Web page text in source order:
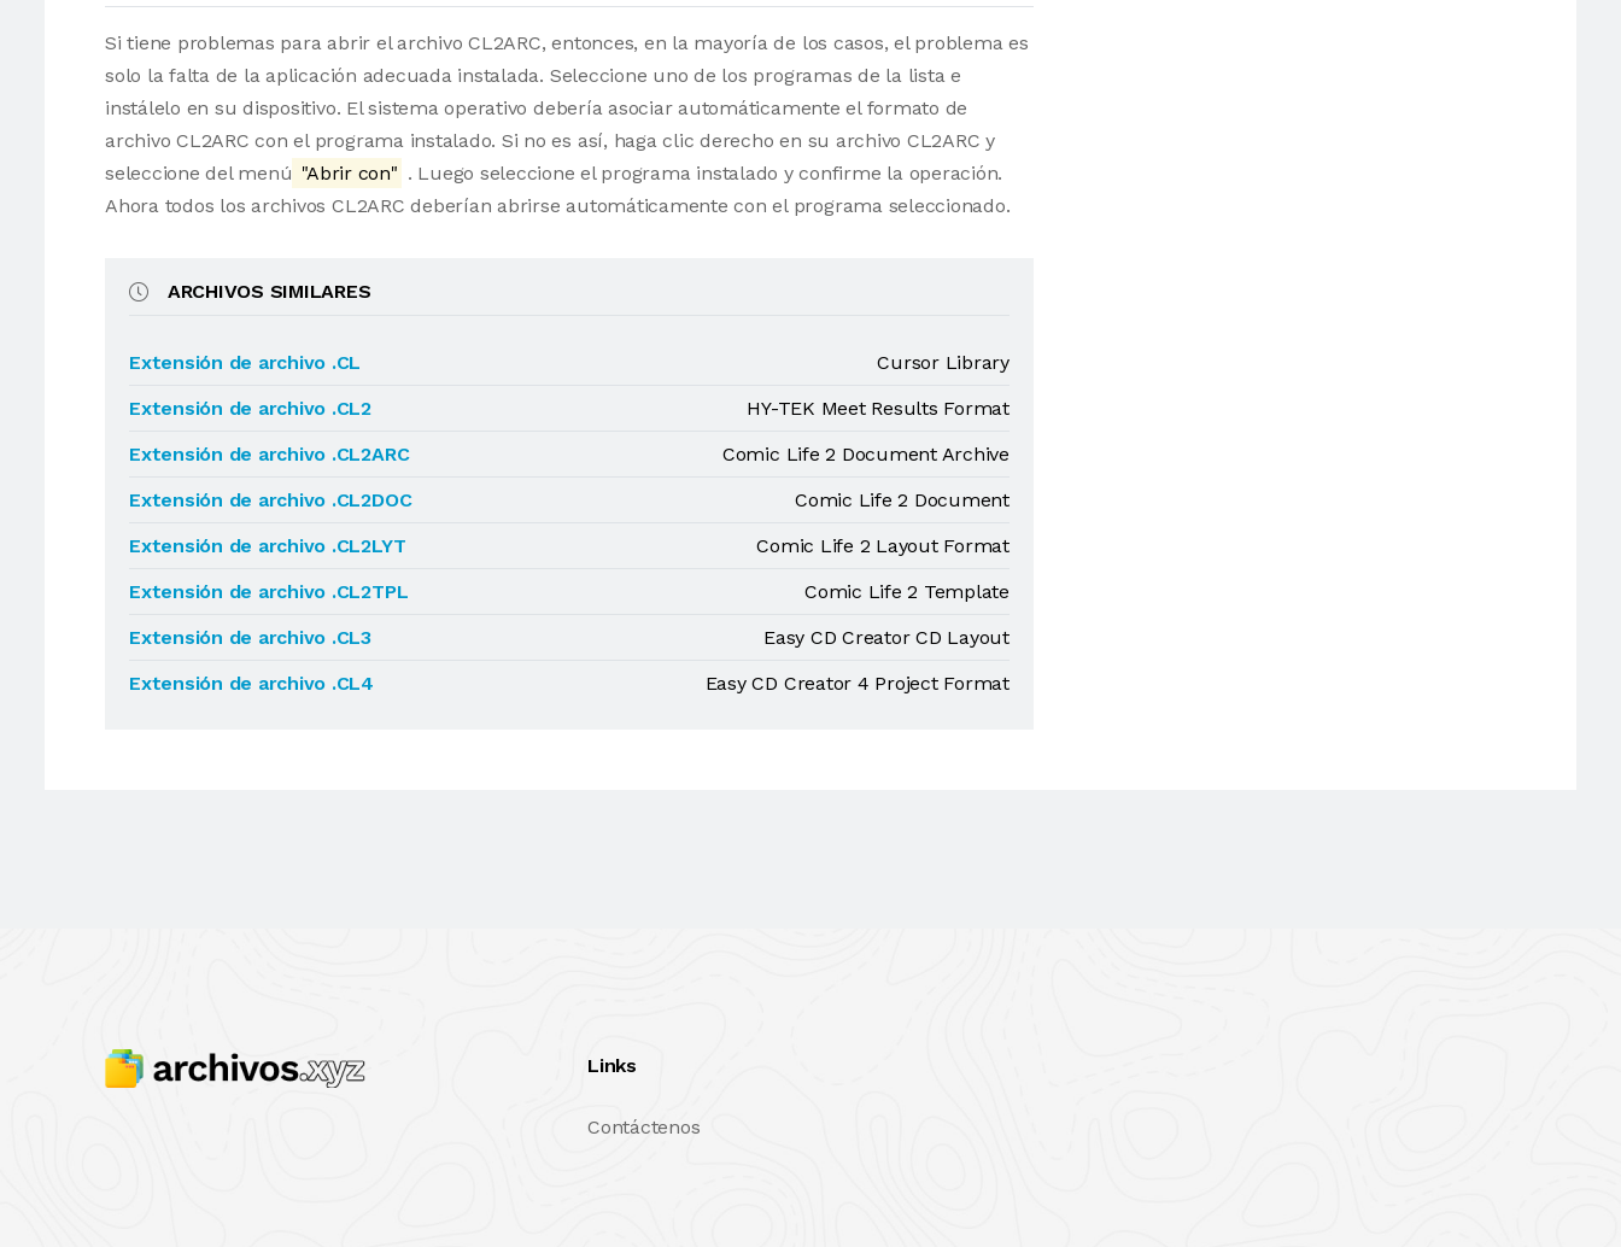
Si tiene problemas para abrir el archivo CL2ARC, entonces, en la mayoría de los casos, el problema es
solo la falta de la aplicación adecuada instalada. Seleccione uno de los programas de la lista e
instálelo en su dispositivo. El sistema operativo debería asociar automáticamente el formato de
archivo CL2ARC con el programa instalado. Si no es así, haga clic derecho en su archivo CL2ARC y
seleccione del menú "Abrir con" . Luego seleccione el programa instalado y confirme la operación.
Ahora todos los archivos CL2ARC deberían abrirse automáticamente con el programa seleccionado.
ARCHIVOS SIMILARES
Extensión de archivo .CL
Cursor Library
Extensión de archivo .CL2
HY-TEK Meet Results Format
Extensión de archivo .CL2ARC
Comic Life 2 Document Archive
Extensión de archivo .CL2DOC
Comic Life 2 Document
Extensión de archivo .CL2LYT
Comic Life 2 Layout Format
Extensión de archivo .CL2TPL
Comic Life 2 Template
Extensión de archivo .CL3
Easy CD Creator CD Layout
Extensión de archivo .CL4
Easy CD Creator 4 Project Format
Links
Contáctenos